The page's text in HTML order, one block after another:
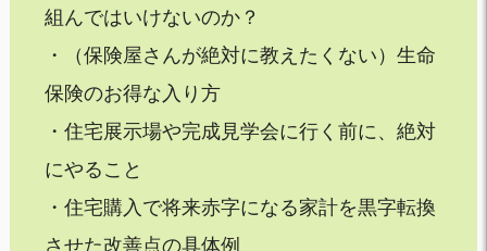
組んではいけないのか？
・（保険屋さんが絶対に教えたくない）生命
保険のお得な入り方
・住宅展示場や完成見学会に行く前に、絶対
にやること
・住宅購入で将来赤字になる家計を黒字転換
させた改善点の具体例